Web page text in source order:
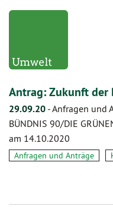
Antrag: Zukunft
29.09.20 -Anfragen und
BÜNDNIS 90/DIE
am 14.10.2020
Anfragen und Anträge